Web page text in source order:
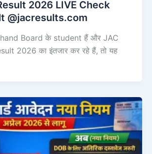
2026 LIVE Check
@jacresults.com
Board के student हैं और JAC
2026 का इंतजार कर रहे हैं, तो यह